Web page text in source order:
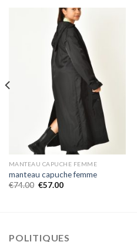
MANTEAU CAPUCHE FEMME
manteau capuche femme
€74.00 €57.00
POLITIQUES